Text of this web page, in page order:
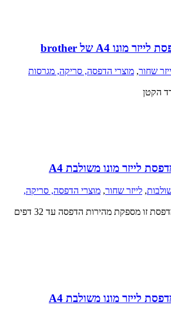
שחור, מוצרי הדפסה, סריקה, מגרסות
הקטן
, לייזר שחור, מוצרי הדפסה, סריקה,
פשוטה להגדרה וחיבור, מדפסת זו מספקת מהירות הדפסה עד 32 דפים